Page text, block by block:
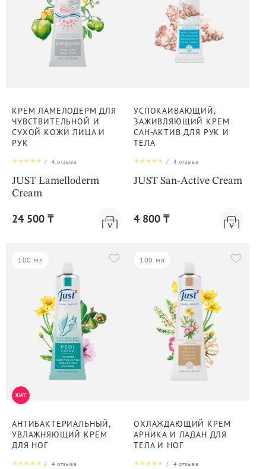
КРЕМ ЛАМЕЛОДЕРМ ДЛЯ
ЧУВСТВИТЕЛЬНОЙ И
СУХОЙ КОЖИ ЛИЦА И
РУК
/ 4отзыва
JUST Lamelloderm
Cream
24 500 ₸
УСПОКАИВАЮЩИЙ,
ЗАЖИВЛЯЮЩИЙ КРЕМ
САН-АКТИВ ДЛЯ РУК И
ТЕЛА
/ 4отзыва
JUST San-Active Cream
4 800 ₸
100 мл
АНТИБАКТЕРИАЛЬНЫЙ,
УВЛАЖНЯЮЩИЙ КРЕМ
ДЛЯ НОГ
/ 4отзыва
100 мл
ОХЛАЖДАЮЩИЙ КРЕМ
АРНИКА И ЛАДАН ДЛЯ
ТЕЛА И НОГ
/ 4отзыва